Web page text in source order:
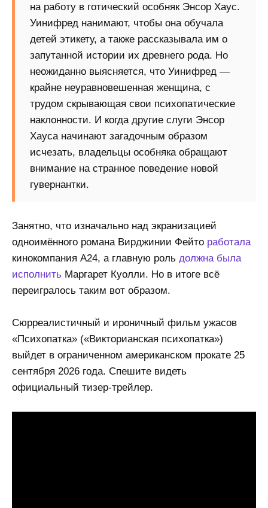
на работу в готический особняк Энсор Хаус.
Уинифред нанимают, чтобы она обучала
детей этикету, а также рассказывала им о
запутанной истории их древнего рода. Но
неожиданно выясняется, что Уинифред —
крайне неуравновешенная женщина, с
трудом скрывающая свои психопатические
наклонности. И когда другие слуги Энсор
Хауса начинают загадочным образом
исчезать, владельцы особняка обращают
внимание на странное поведение новой
гувернантки.
Занятно, что изначально над экранизацией
одноимённого романа Вирджинии Фейто работала
кинокомпания A24, а главную роль должна была
исполнить Маргарет Куолли. Но в итоге всё
переигралось таким вот образом.
Сюрреалистичный и ироничный фильм ужасов
«Психопатка» («Викторианская психопатка»)
выйдет в ограниченном американском прокате 25
сентября 2026 года. Спешите видеть
официальный тизер-трейлер.